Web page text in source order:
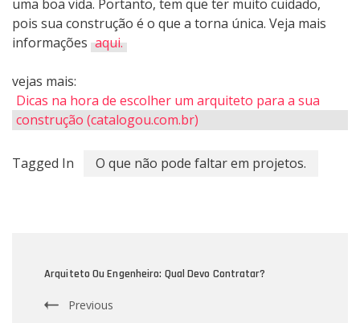
uma boa vida. Portanto, tem que ter muito cuidado,
pois sua construção é o que a torna única. Veja mais
informações aqui.
vejas mais:
Dicas na hora de escolher um arquiteto para a sua
construção (catalogou.com.br)
Tagged In O que não pode faltar em projetos.
Navigation
Arquiteto Ou Engenheiro: Qual Devo Contratar?
Previous